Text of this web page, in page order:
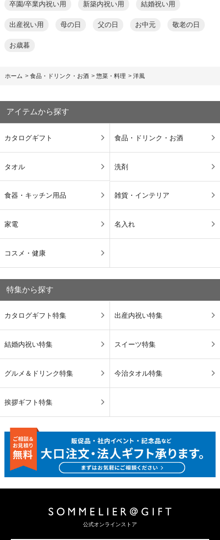
卒園/卒業内祝い用 新築内祝い用 結婚祝い用
出産祝い用 母の日 父の日 お中元 敬老の日
お歳暮
ホーム > 食品・ドリンク・お酒 > 惣菜・料理 > 洋風
アイテムから探す
カタログギフト 食品・ドリンク・お酒
タオル 洗剤
食器・キッチン用品 雑貨・インテリア
家電 名入れ
コスメ・健康
特集から探す
カタログギフト特集 出産内祝い特集
結婚内祝い特集 スイーツ特集
グルメ＆ドリンク特集 今治タオル特集
挨拶ギフト特集
公式オンラインストア